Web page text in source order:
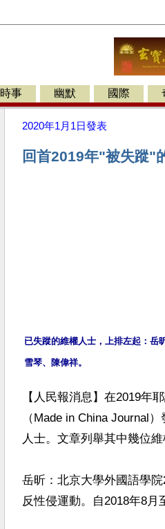
時事 幽默 國際
2020年1月1日發表
回首2019年"被失蹤"
已失蹤的維權人士，上排左起：岳
【人民報消息】在2019年
（Made in China Journal
人士。文章列舉其中幾位
岳昕：北京大學外國語學
反性侵運動。自2018年8月